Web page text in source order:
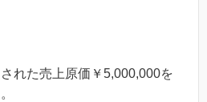
れた売上原価￥5,000,000を